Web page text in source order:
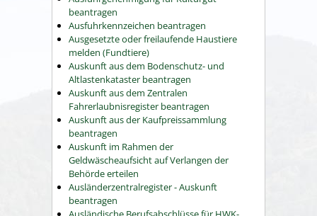
beantragen
Ausfuhrkennzeichen beantragen
Ausgesetzte oder freilaufende Haustiere
melden (Fundtiere)
Auskunft aus dem Bodenschutz- und
Altlastenkataster beantragen
Auskunft aus dem Zentralen
Fahrerlaubnisregister beantragen
Auskunft aus der Kaufpreissammlung
beantragen
Auskunft im Rahmen der
Geldwäscheaufsicht auf Verlangen der
Behörde erteilen
Ausländerzentralregister - Auskunft
beantragen